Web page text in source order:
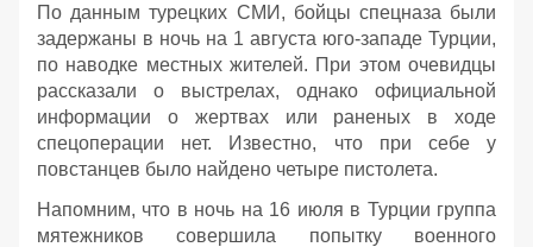
По данным турецких СМИ, бойцы спецназа были
задержаны в ночь на 1 августа юго-западе Турции,
по наводке местных жителей. При этом очевидцы
рассказали о выстрелах, однако официальной
информации о жертвах или раненых в ходе
спецоперации нет. Известно, что при себе у
повстанцев было найдено четыре пистолета.
Напомним, что в ночь на 16 июля в Турции группа
мятежников совершила попытку военного